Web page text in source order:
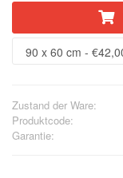
Zustand der Ware:
Produktcode:
Garantie: